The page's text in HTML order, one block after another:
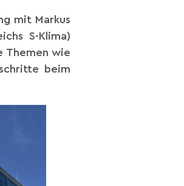
mit Markus
S-Klima)
Themen wie
beim